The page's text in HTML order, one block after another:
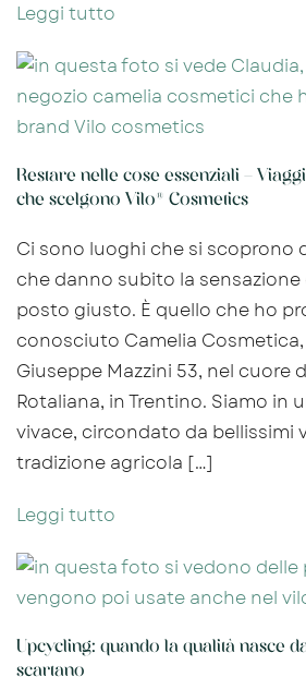
Leggi tutto
Restare nelle cose essenziali –
che scelgono Vilo® Cosmetics
Ci sono luoghi che si scoprono
che danno subito la sensazione
posto giusto. È quello che ho
conosciuto Camelia
Giuseppe Mazzini 53, nel cuore
Rotaliana, in Trentino. Siamo in
vivace, circondato da bellissimi
tradizione agricola […]
Leggi tutto
Upcycling: quando la qualità nasce
scartano